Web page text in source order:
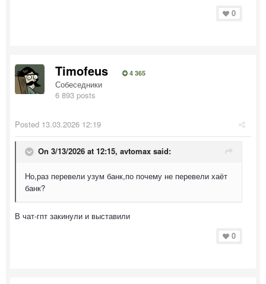
0
Timofeus 4 365
Собеседники
6 893 posts
Posted 13.03.2026 12:19
On 3/13/2026 at 12:15, avtomax said:
Но,раз перевели узум банк,по почему не перевели хаёт
банк?
В чат-гпт закинули и выставили
0